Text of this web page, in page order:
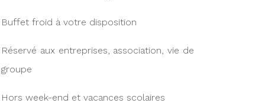
Buffet froid à votre disposition
Réservé aux entreprises, association, vie de
groupe
Hors week-end et vacances scolaires